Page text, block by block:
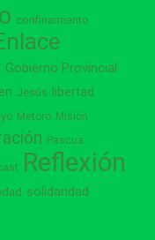
confinamiento
Gobierno Provincial
Jesús libertad
Metoro Misión
Pascua
Reflexión
solidaridad